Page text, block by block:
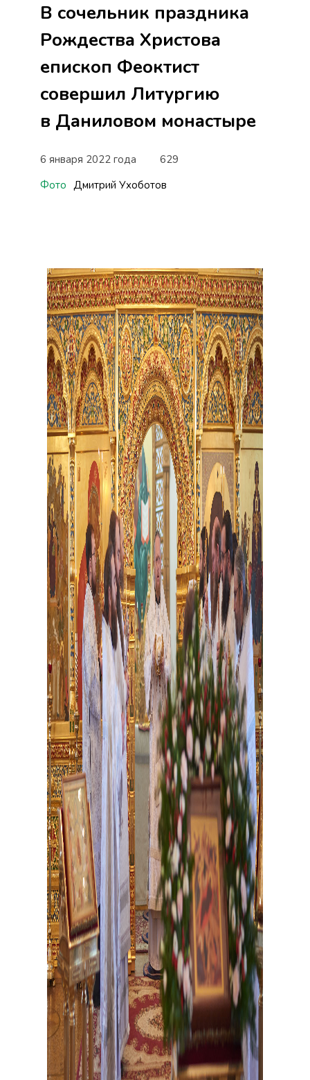
В сочельник праздника
Рождества Христова
епископ Феоктист
совершил Литургию
в Даниловом монастыре
6 января 2022 года
629
Фото Дмитрий Ухоботов